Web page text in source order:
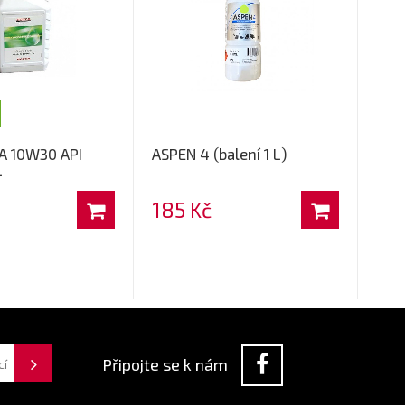
10W30 API
ASPEN 4 (balení 1 L)
185 Kč
Připojte se k nám